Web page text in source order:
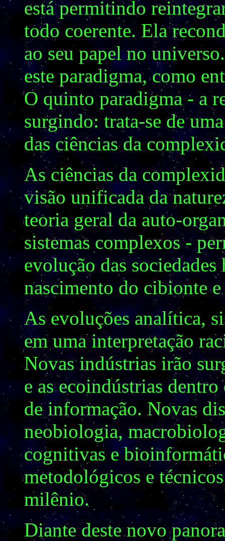
está permitindo
todo coerente. Ela
ao seu papel no
este paradigma, como
O quinto paradigma - a
surgindo: trata-se de
das ciências da
As ciências da
visão unificada da
teoria geral da auto-
sistemas complexos -
evolução das
nascimento do cibionte
As evoluções analítica,
em uma interpretação
Novas indústrias irão
e as ecoindústrias
de informação. Novas
neobiologia,
cognitivas e
metodológicos e
milênio.
Diante deste novo